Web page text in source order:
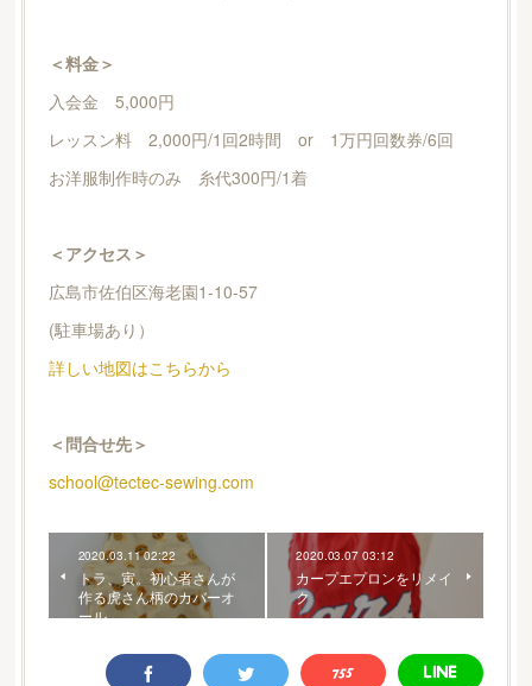
＜料金＞
入会金 5,000円
レッスン料 2,000円/1回2時間 or 1万円回数券/6回
お洋服制作時のみ 糸代300円/1着
＜アクセス＞
広島市佐伯区海老園1-10-57
(駐車場あり）
詳しい地図はこちらから
＜問合せ先＞
school@tectec-sewing.com
2020.03.11 02:22
トラ、寅。初心者さんが
作る虎さん柄のカバーオ
ール
2020.03.07 03:12
カープエプロンをリメイ
ク